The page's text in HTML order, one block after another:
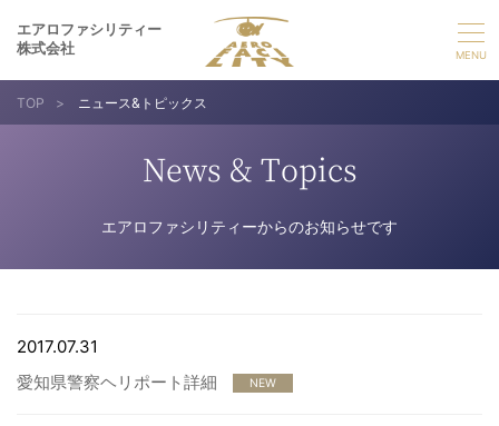
エアロファシリティー
株式会社
選ばれる理由
採用情報
TOP > ニュース&トピックス
News & Topics
エアロファシリティーからのお知らせです
2017.07.31
愛知県警察ヘリポート詳細
NEW